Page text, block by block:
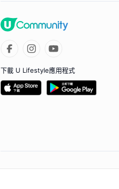
下載 U Lifestyle應用程式